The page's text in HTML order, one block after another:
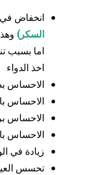
انخفاض
السكر)
اما بسبب
اخذ الدواء
الاحساس
الاحساس
الاحساس
الاحساس
زيادة في
تحسس